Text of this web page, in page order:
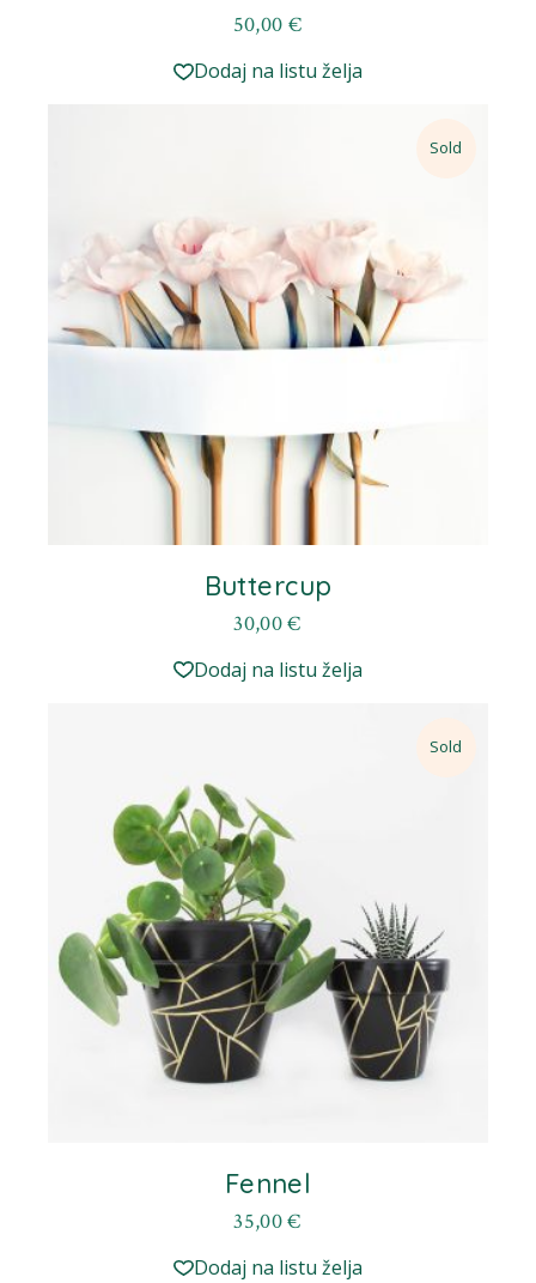
50,00 €
Dodaj na listu želja
Sold
Buttercup
30,00€
Dodaj na listu želja
Sold
Fennel
35,00€
Dodaj na listu želja